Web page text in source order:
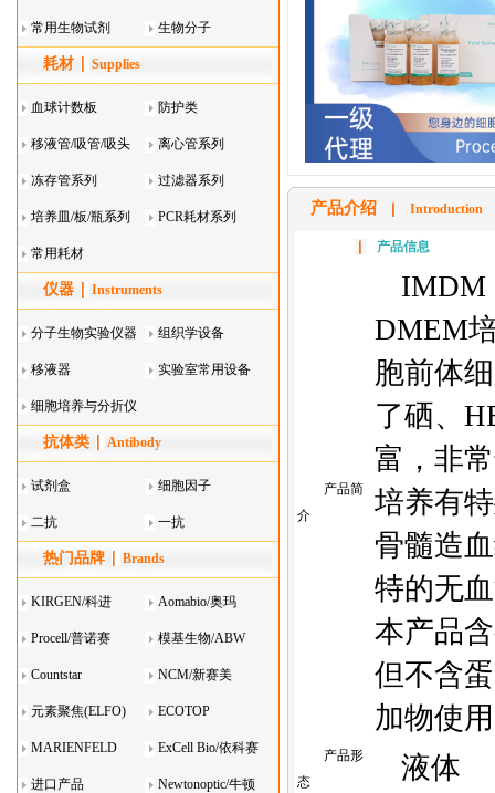
酶
常用生物试剂 生物分子
耗材 Supplies
血球计数板 防护类
移液管/吸管/吸头
系列
离心管系列
冻存管系列 过滤器系列
培养皿/板/瓶系列 PCR耗材系列
常用耗材
仪器 Instruments
分子生物实验仪器 组织学设备
移液器 实验室常用设备
细胞培养与分折仪
器叠
抗体类 Antibody
试剂盒 细胞因子
二抗 一抗
热门品牌 Brands
KIRGEN/科进 Aomabio/奥玛
Procell/普诺赛 模基生物/ABW
Countstar NCM/新赛美
元素聚焦(ELFO) ECOTOP
MARIENFELD ExCell Bio/依科赛
进口产品 Newtonoptic/牛顿
产品介绍 Introduction
产品信息
产品简
介
IMDM
DMEM
胞前体
了硒、
富，非
培养有
骨髓造
特的无
本产品
但不含
加物使
产品形
态
液体